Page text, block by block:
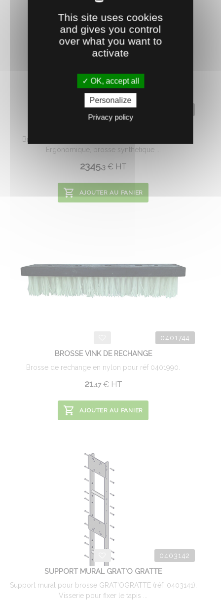
Brosse à vaches EASYCLEANER DUO 230 V, 50 Hz.
Ergonomique, brosse synthétique ...
2345.3 €HT
AJOUTER AU PANIER
0401744
BROSSE VINK DE RECHANGE
Brosse de rechange en nylon pour réf 0401990.
21.17 €HT
AJOUTER AU PANIER
0403142
SUPPORT MURAL GRAT'O GRATTE
Support mural pour brosse GRAT'OGRATTE (réf: 0403141).
Visserie pour fixer le tapis ...
This site uses cookies
and gives you control
over what you want to
activate
OK, accept all
Personalize
Privacy policy